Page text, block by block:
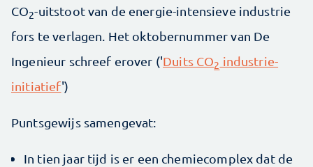
CO2-uitstoot van de energie-intensieve industrie
fors te verlagen. Het oktobernummer van De
Ingenieur schreef erover ('Duits CO2 industrie-
initiatief')
Puntsgewijs samengevat:
In tien jaar tijd is er een chemiecomplex dat de